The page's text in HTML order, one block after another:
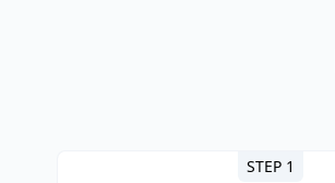
STEP 1